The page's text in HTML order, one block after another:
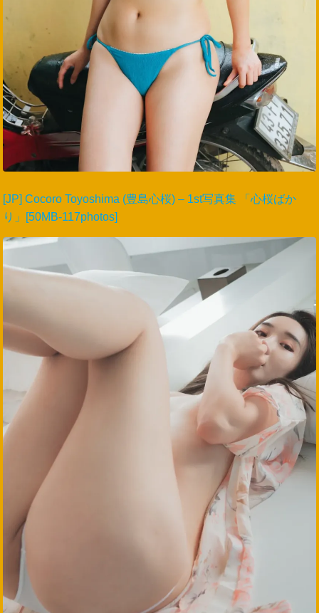
[JP] Cocoro Toyoshima (豊島心桜) – 1st写真集 「心桜ばか
り」[50MB-117photos]